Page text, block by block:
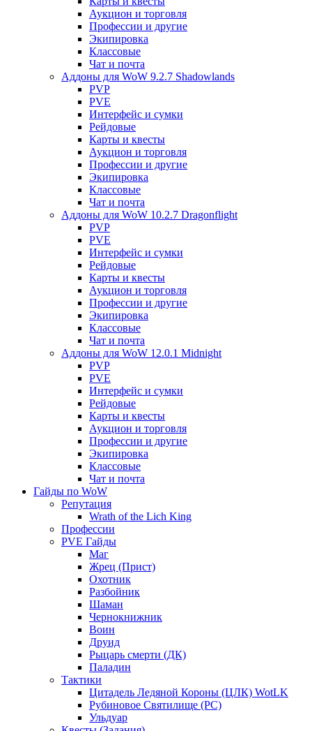
Аукцион и торговля
Профессии и другие
Экипировка
Классовые
Чат и почта
Аддоны для WoW 9.2.7 Shadowlands
PVP
PVE
Интерфейс и сумки
Рейдовые
Карты и квесты
Аукцион и торговля
Профессии и другие
Экипировка
Классовые
Чат и почта
Аддоны для WoW 10.2.7 Dragonflight
PVP
PVE
Интерфейс и сумки
Рейдовые
Карты и квесты
Аукцион и торговля
Профессии и другие
Экипировка
Классовые
Чат и почта
Аддоны для WoW 12.0.1 Midnight
PVP
PVE
Интерфейс и сумки
Рейдовые
Карты и квесты
Аукцион и торговля
Профессии и другие
Экипировка
Классовые
Чат и почта
Гайды по WoW
Репутация
Wrath of the Lich King
Профессии
PVE Гайды
Маг
Жрец (Прист)
Охотник
Разбойник
Шаман
Чернокнижник
Воин
Друид
Рыцарь смерти (ДК)
Паладин
Тактики
Цитадель Ледяной Короны (ЦЛК) WotLK
Рубиновое Святилище (РС)
Ульдуар